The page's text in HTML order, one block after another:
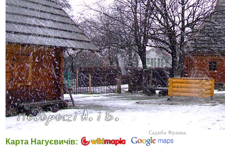
Садиба Франка.
Карта Нагуєвичів: